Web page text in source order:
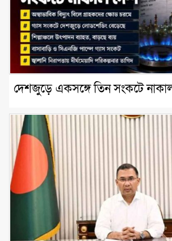
দেশজুড়ে একসঙ্গে তিন সংকটে